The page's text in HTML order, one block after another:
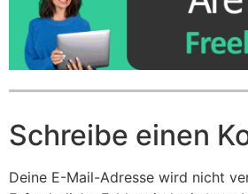
Schreibe einen
Deine E-Mail-Adresse wird nicht